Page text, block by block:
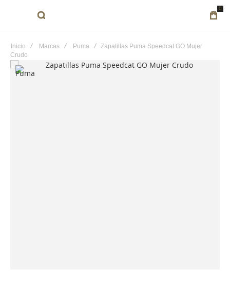
0
Inicio Marcas Puma
Zapatillas Puma Speedcat GO Mujer
Crudo